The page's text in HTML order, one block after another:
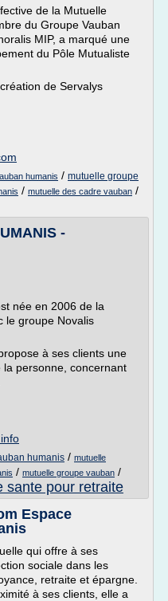
de la Mutuelle
du Groupe Vauban
MIP, a marqué une
du Pôle Mutualiste
de Servalys
humanis / mutuelle groupe
/ mutuelle des cadre vauban /
-
née en 2006 de la
le groupe Novalis
à ses clients une
personne, concernant
humanis / mutuelle
/ mutuelle groupe vauban /
sante pour retraite
Espace
qui offre à ses
sociale dans les
retraite et épargne.
à ses clients, elle a